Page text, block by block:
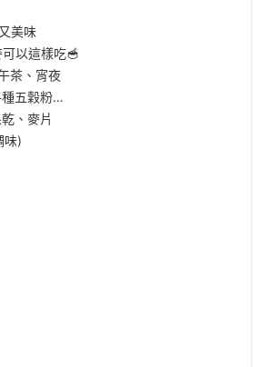
美味
以這樣吃🥣
茶、宵夜
五穀粉…
、麥片
味)